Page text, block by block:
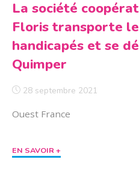
La société
Floris transporte
handicapés et se
Quimper
28 septembre 2021
Ouest France
EN SAVOIR +"La